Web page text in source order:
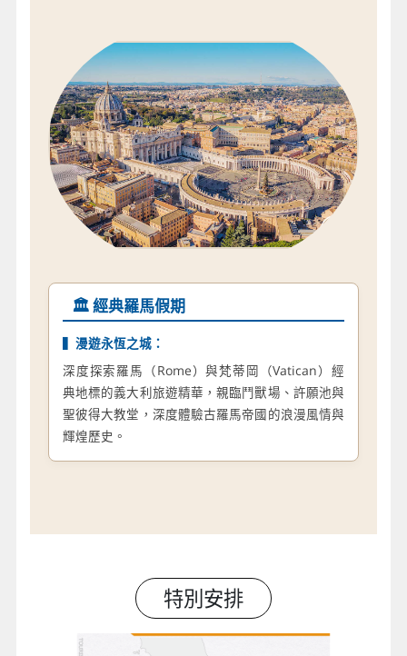
🏛️ 經典羅馬假期
▍漫遊永恆之城：
深度探索羅馬（Rome）與梵蒂岡（Vatican）經
典地標的義大利旅遊精華，親臨鬥獸場、許願池與
聖彼得大教堂，深度體驗古羅馬帝國的浪漫風情與
輝煌歷史。
特別安排